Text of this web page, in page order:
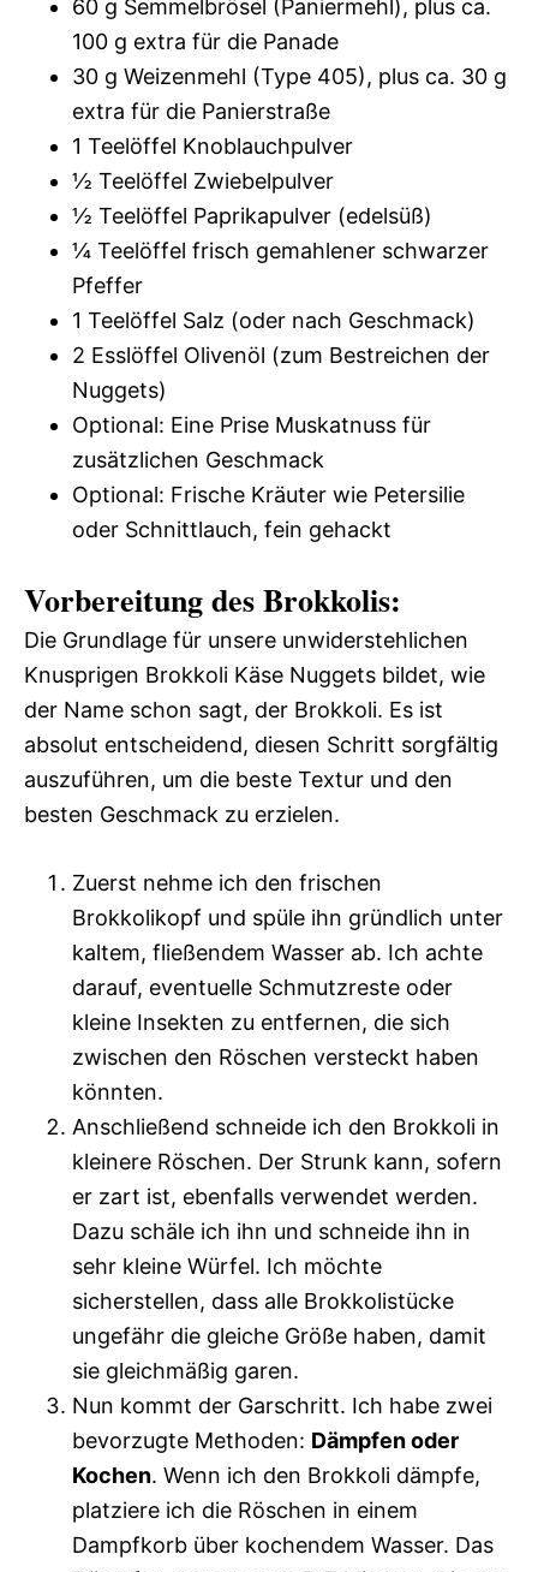
60 g Semmelbrösel (Paniermehl), plus ca.
100 g extra für die Panade
30 g Weizenmehl (Type 405), plus ca. 30 g
extra für die Panierstraße
1 Teelöffel Knoblauchpulver
½ Teelöffel Zwiebelpulver
½ Teelöffel Paprikapulver (edelsüß)
¼ Teelöffel frisch gemahlener schwarzer
Pfeffer
1 Teelöffel Salz (oder nach Geschmack)
2 Esslöffel Olivenöl (zum Bestreichen der
Nuggets)
Optional: Eine Prise Muskatnuss für
zusätzlichen Geschmack
Optional: Frische Kräuter wie Petersilie
oder Schnittlauch, fein gehackt
Vorbereitung des Brokkolis:
Die Grundlage für unsere unwiderstehlichen
Knusprigen Brokkoli Käse Nuggets bildet, wie
der Name schon sagt, der Brokkoli. Es ist
absolut entscheidend, diesen Schritt sorgfältig
auszuführen, um die beste Textur und den
besten Geschmack zu erzielen.
Zuerst nehme ich den frischen
Brokkolikopf und spüle ihn gründlich unter
kaltem, fließendem Wasser ab. Ich achte
darauf, eventuelle Schmutzreste oder
kleine Insekten zu entfernen, die sich
zwischen den Röschen versteckt haben
könnten.
Anschließend schneide ich den Brokkoli in
kleinere Röschen. Der Strunk kann, sofern
er zart ist, ebenfalls verwendet werden.
Dazu schäle ich ihn und schneide ihn in
sehr kleine Würfel. Ich möchte
sicherstellen, dass alle Brokkolistücke
ungefähr die gleiche Größe haben, damit
sie gleichmäßig garen.
Nun kommt der Garschritt. Ich habe zwei
bevorzugte Methoden: Dämpfen oder
Kochen. Wenn ich den Brokkoli dämpfe,
platziere ich die Röschen in einem
Dampfkorb über kochendem Wasser. Das